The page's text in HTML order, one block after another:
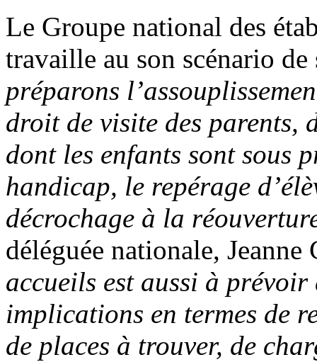
Le Groupe national des
travaille au son scénario
préparons
droit de visite des parents,
dont les enfants sont sous
handicap, le repérage
décrochage à la
déléguée nationale,
accueils est aussi à prévoir
implications en termes de
de places à trouver, de